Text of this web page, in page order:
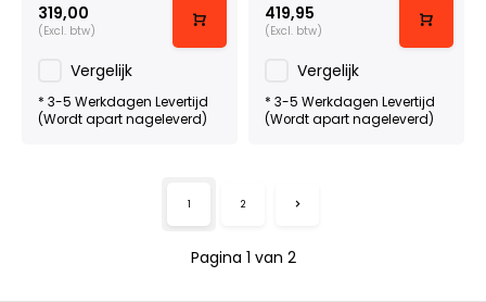
319,00
(Excl. btw)
Vergelijk
* 3-5 Werkdagen Levertijd
(Wordt apart nageleverd)
419,95
(Excl. btw)
Vergelijk
* 3-5 Werkdagen Levertijd
(Wordt apart nageleverd)
Pagina 1 van 2
1 2